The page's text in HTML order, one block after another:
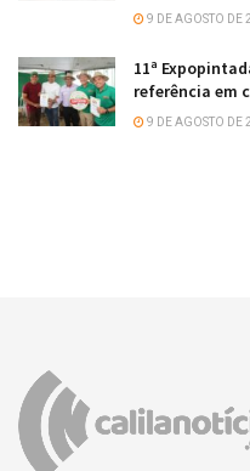
9 DE AGOSTO DE
11ª
referência em
9 DE AGOSTO DE